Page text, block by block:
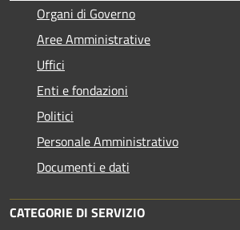
Organi di Governo
Aree Amministrative
Uffici
Enti e fondazioni
Politici
Personale Amministrativo
Documenti e dati
CATEGORIE DI SERVIZIO